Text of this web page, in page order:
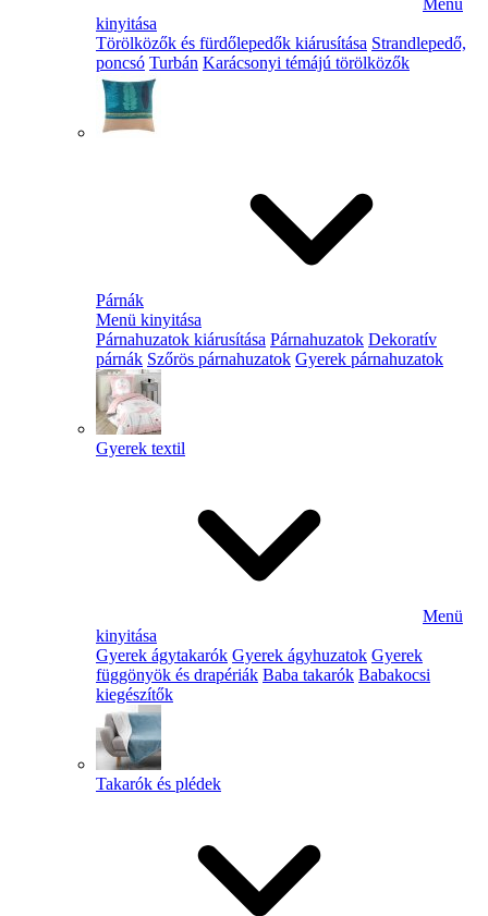
Menü
kinyitása
Törölközők és fürdőlepedők kiárusítása Strandlepedő,
poncsó Turbán Karácsonyi témájú törölközők
Párnák
Menü kinyitása
Párnahuzatok kiárusítása Párnahuzatok Dekoratív
párnák Szőrös párnahuzatok Gyerek párnahuzatok
Gyerek textil
Menü
kinyitása
Gyerek ágytakarók Gyerek ágyhuzatok Gyerek
függönyök és drapériák Baba takarók Babakocsi
kiegészítők
Takarók és plédek